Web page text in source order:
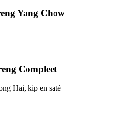
Yang Chow
Compleet
Hai, kip en saté